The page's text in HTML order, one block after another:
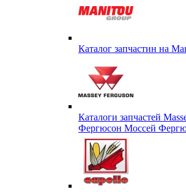
Каталог запчастин на
Каталоги запчастей
Фергюсон Моссей